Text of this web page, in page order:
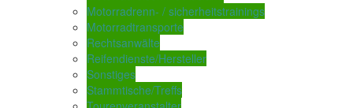
Motorradrenn- / sicherheitstrainings
Motorradtransporte
Rechtsanwälte
Reifendienste/Hersteller
Sonstiges
Stammtische/Treffs